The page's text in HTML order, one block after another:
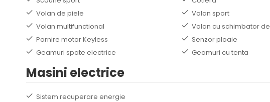
Volan de piele
Volan sport
Volan multifunctional
Volan cu schimbator
Pornire motor Keyless
Senzor ploaie
Geamuri spate electrice
Geamuri cu tenta
Masini electrice
Sistem recuperare energie